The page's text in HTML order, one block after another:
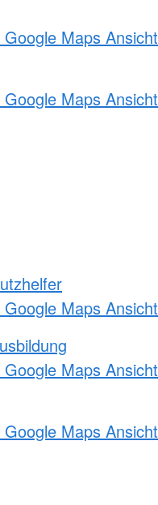
Maps Ansicht
Maps Ansicht
Maps Ansicht
Maps Ansicht
Maps Ansicht